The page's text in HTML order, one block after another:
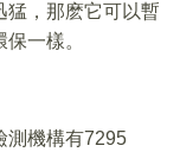
猛，那麽它可以暫
一樣。
測機構有7295